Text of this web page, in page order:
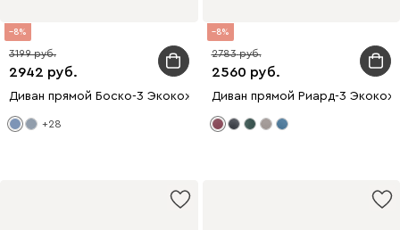
8
2942
3199
Диван прямой Боско-3 Экокожа Синий
+28
8
2560
2783
Диван прямой Риард-3